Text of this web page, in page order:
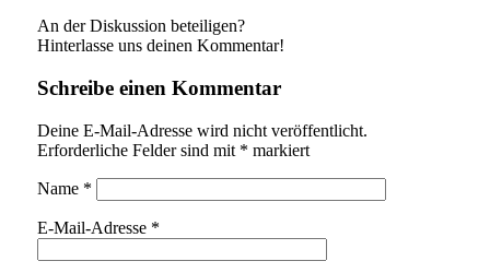
An der Diskussion beteiligen?
Hinterlasse uns deinen Kommentar!
Schreibe einen Kommentar
Deine E-Mail-Adresse wird nicht veröffentlicht.
Erforderliche Felder sind mit * markiert
Name *
E-Mail-Adresse *